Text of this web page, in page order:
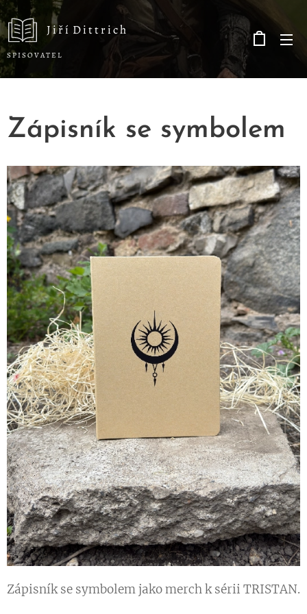
J i ř í D i t t r i c h
S P I S O V A T E L
Zápisník se symbolem
Zápisník se symbolem jako merch k sérii TRISTAN.